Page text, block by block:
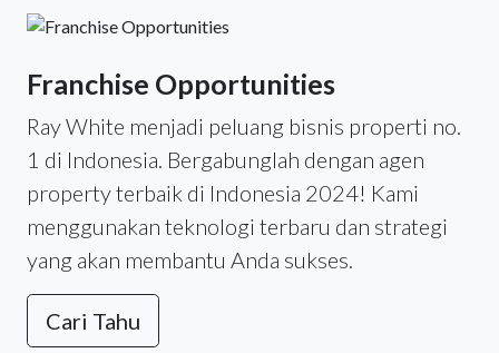
Franchise Opportunities
Ray White menjadi peluang bisnis properti no.
1 di Indonesia. Bergabunglah dengan agen
property terbaik di Indonesia 2024! Kami
menggunakan teknologi terbaru dan strategi
yang akan membantu Anda sukses.
Cari Tahu